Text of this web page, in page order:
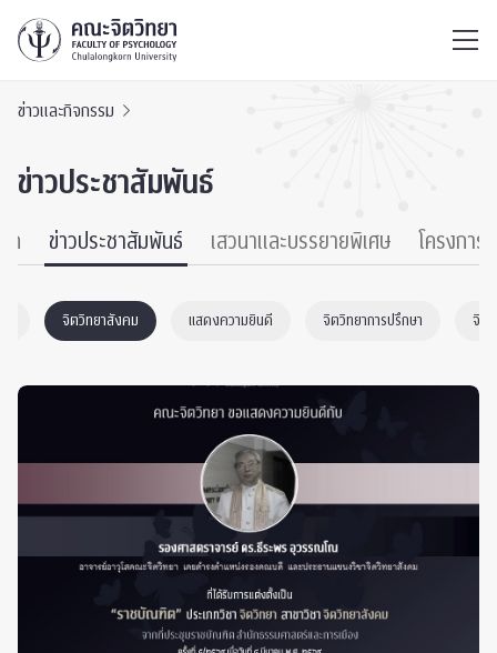
ข่าวและกิจกรรม
ข่าวประชาสัมพันธ์
ด ข่าวประชาสัมพันธ์ เสวนาและบรรยายพิเศษ โครงการ
จิตวิทยาสังคม แสดงความยินดี จิตวิทยาการปรึกษา จิต